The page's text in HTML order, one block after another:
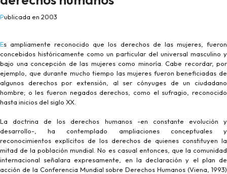
Publicada en 2003
Es ampliamente reconocido que los derechos de las mujeres, fueron
concebidos históricamente como un particular del universal masculino y
bajo una concepción de las mujeres como minoría. Cabe recordar, por
ejemplo, que durante mucho tiempo las mujeres fueron beneficiadas de
algunos derechos por extensión, al ser cónyuges de un ciudadano
hombre; o les fueron negados derechos, como el sufragio, reconocido
hasta inicios del siglo XX.
La doctrina de los derechos humanos -en constante evolución y
desarrollo-, ha contemplado ampliaciones conceptuales y
reconocimientos explícitos de los derechos de quienes constituyen la
mitad de la población mundial. No es casual entonces, que la comunidad
internacional señalara expresamente, en la declaración y el plan de
acción de la Conferencia Mundial sobre Derechos Humanos (Viena, 1993)